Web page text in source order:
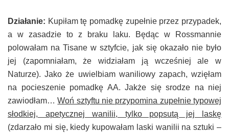
Działanie: Kupiłam tę pomadkę zupełnie przez przypadek,
a w zasadzie to z braku laku. Będąc w Rossmannie
polowałam na Tisane w sztyfcie, jak się okazało nie było
jej (zapomniałam, że widziałam ją wcześniej ale w
Naturze). Jako że uwielbiam waniliowy zapach, wzięłam
na pocieszenie pomadkę AA. Jakże się srodze na niej
zawiodłam…Woń sztyftu nie przypomina zupełnie typowej
słodkiej, apetycznej wanilii, tylko popsutą jej laskę
(zdarzało mi się, kiedy kupowałam laski wanilii na sztuki –